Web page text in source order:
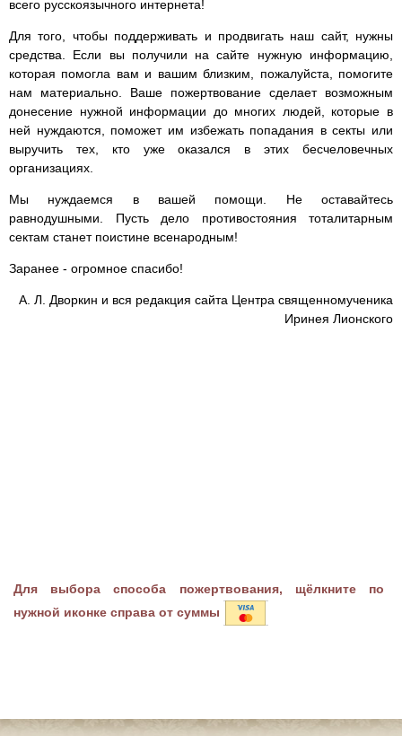
всего русскоязычного интернета!
Для того, чтобы поддерживать и продвигать наш сайт, нужны
средства. Если вы получили на сайте нужную информацию,
которая помогла вам и вашим близким, пожалуйста, помогите
нам материально. Ваше пожертвование сделает возможным
донесение нужной информации до многих людей, которые в
ней нуждаются, поможет им избежать попадания в секты или
выручить тех, кто уже оказался в этих бесчеловечных
организациях.
Мы нуждаемся в вашей помощи. Не оставайтесь
равнодушными. Пусть дело противостояния тоталитарным
сектам станет поистине всенародным!
Заранее - огромное спасибо!
А. Л. Дворкин и вся редакция сайта Центра священномученика
Иринея Лионского
Для выбора способа пожертвования, щёлкните по
нужной иконке справа от суммы